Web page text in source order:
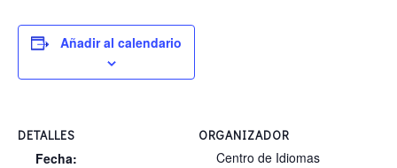
Añadir al calendario
DETALLES
Fecha:
ORGANIZADOR
Centro de Idiomas